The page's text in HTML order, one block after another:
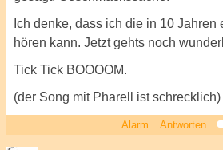
Ich denke, dass ich die in 10 Jahren
hören kann. Jetzt gehts noch
Tick Tick BOOOOM.
(der Song mit Pharell ist schrecklich)
Alarm Antworten